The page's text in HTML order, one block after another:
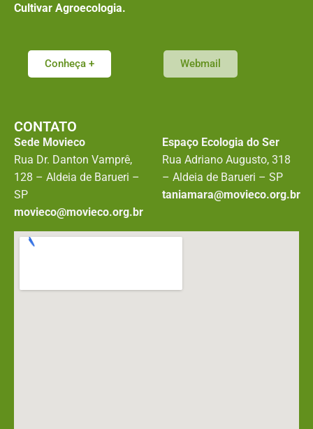
Cultivar Agroecologia.
Conheça + Webmail
CONTATO
Sede Movieco
Rua Dr. Danton Vamprê,
128 – Aldeia de Barueri –
SP
movieco@movieco.org.br
Espaço Ecologia do Ser
Rua Adriano Augusto, 318
– Aldeia de Barueri – SP
taniamara@movieco.org.br